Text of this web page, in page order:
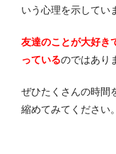
いう心理を示してい
友達のことが大好き
っているのではあり
ぜひたくさんの時間
縮めてみてください。